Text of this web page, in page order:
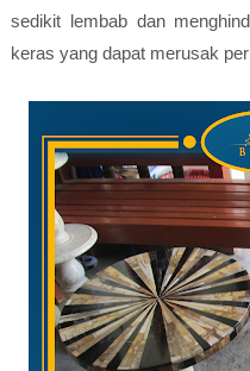
sedikit lembab dan
keras yang dapat merusak